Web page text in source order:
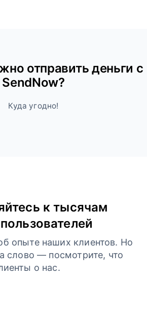
отправить деньги с
SendNow?
Куда угодно!
к тысячам
опыте наших клиентов. Но
слово — посмотрите, что
о нас.